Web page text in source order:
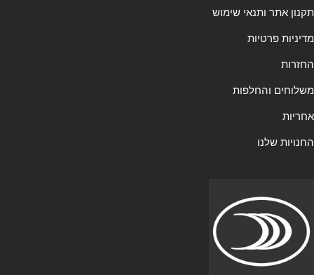
תקנון אתר ותנאי שימוש
מדיניות פרטיות
החזרות
משלוחים והחלפות
אחריות
החנויות שלנו